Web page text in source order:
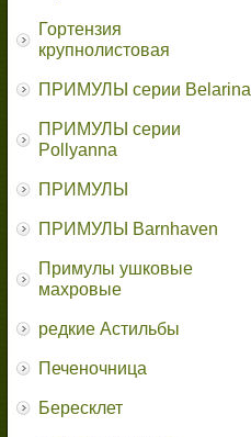
Гортензия
крупнолистовая
ПРИМУЛЫ серии Belarina
ПРИМУЛЫ серии
Pollyanna
ПРИМУЛЫ
ПРИМУЛЫ Barnhaven
Примулы ушковые
махровые
редкие Астильбы
Печеночница
Бересклет